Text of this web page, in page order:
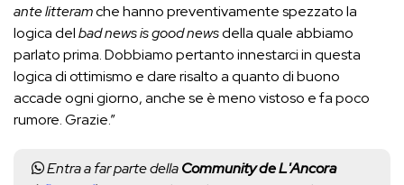
ante litteramche hanno preventivamente spezzato la
logica delbad news is good newsdella quale abbiamo
parlato prima. Dobbiamo pertanto innestarci in questa
logica di ottimismo e dare risalto a quanto di buono
accade ogni giorno, anche se è meno vistoso e fa poco
rumore. Grazie.”
Entra a far parte dellaCommunity de L'Ancora